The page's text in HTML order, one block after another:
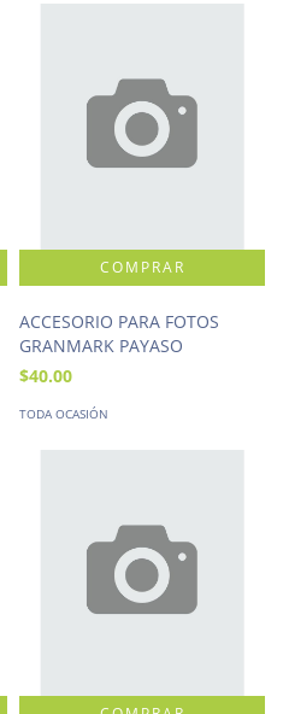
ACCESORIO PARA FOTOS
GRANMARK PAYASO
$40.00
TODA OCASIÓN